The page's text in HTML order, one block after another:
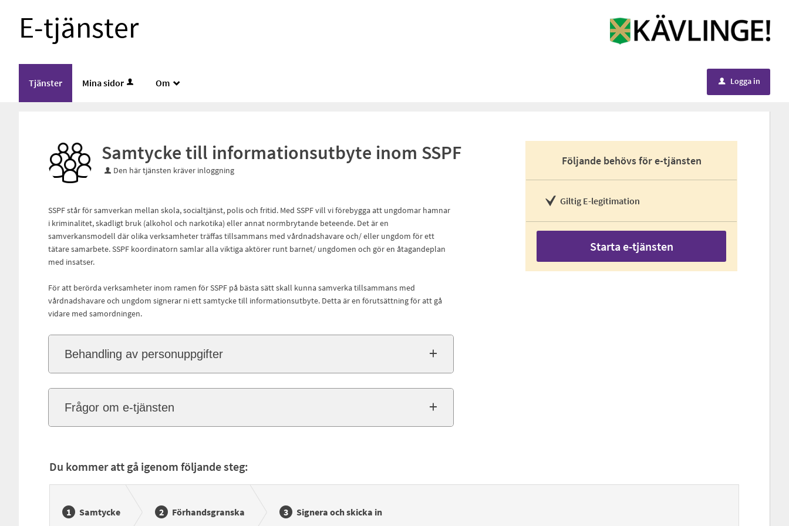
E-tjänster
Tjänster Mina sidor Om _ u Logga in
Samtycke till informationsutbyte inom SSPF
Den här tjänsten kräver inloggning
SSPF står för samverkan mellan skola, socialtjänst, polis och fritid. Med SSPF vill vi förebygga att ungdomar hamnar
i kriminalitet, skadligt bruk (alkohol och narkotika) eller annat normbrytande beteende. Det är en
samverkansmodell där olika verksamheter träffas tillsammans med vårdnadshavare och/ eller ungdom för ett
tätare samarbete. SSPF koordinatorn samlar alla viktiga aktörer runt barnet/ ungdomen och gör en åtagandeplan
med insatser.
För att berörda verksamheter inom ramen för SSPF på bästa sätt skall kunna samverka tillsammans med
vårdnadshavare och ungdom signerar ni ett samtycke till informationsutbyte. Detta är en förutsättning för att gå
vidare med samordningen.
Behandling av personuppgifter
Frågor om e-tjänsten
Följande behövs för e-tjänsten
Giltig E-legitimation
Starta e-tjänsten
Du kommer att gå igenom följande steg:
Samtycke Förhandsgranska Signera och skicka in